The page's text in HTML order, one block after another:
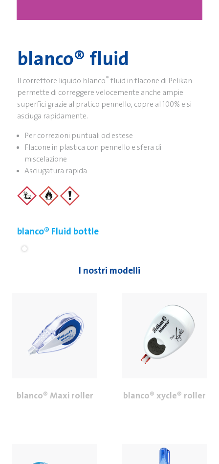
blanco® fluid
Il correttore liquido blanco® fluid in flacone di Pelikan
permette di correggere velocemente anche ampie
superfici grazie al pratico pennello, copre al 100% e si
asciuga rapidamente.
Per correzioni puntuali od estese
Flacone in plastica con pennello e sfera di
miscelazione
Asciugatura rapida
blanco® Fluid bottle
I nostri modelli
blanco® Maxi roller blanco® xycle® roller